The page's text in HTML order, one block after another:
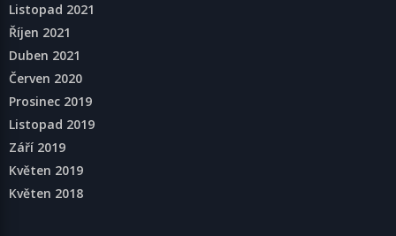
Listopad 2021
Říjen 2021
Duben 2021
Červen 2020
Prosinec 2019
Listopad 2019
Září 2019
Květen 2019
Květen 2018